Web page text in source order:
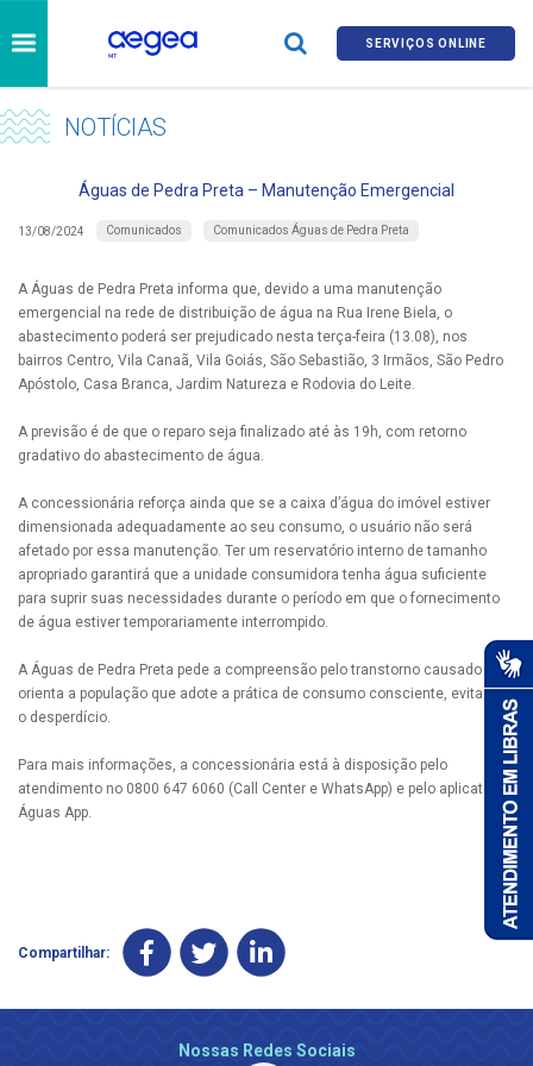
SERVIÇOS ONLINE
NOTÍCIAS
Águas de Pedra Preta – Manutenção Emergencial
13/08/2024 Comunicados Comunicados Águas de Pedra Preta
A Águas de Pedra Preta informa que, devido a uma manutenção
emergencial na rede de distribuição de água na Rua Irene Biela, o
abastecimento poderá ser prejudicado nesta terça-feira (13.08), nos
bairros Centro, Vila Canaã, Vila Goiás, São Sebastião, 3 Irmãos, São Pedro
Apóstolo, Casa Branca, Jardim Natureza e Rodovia do Leite.
A previsão é de que o reparo seja finalizado até às 19h, com retorno
gradativo do abastecimento de água.
A concessionária reforça ainda que se a caixa d’água do imóvel estiver
dimensionada adequadamente ao seu consumo, o usuário não será
afetado por essa manutenção. Ter um reservatório interno de tamanho
apropriado garantirá que a unidade consumidora tenha água suficiente
para suprir suas necessidades durante o período em que o fornecimento
de água estiver temporariamente interrompido.
A Águas de Pedra Preta pede a compreensão pelo transtorno causado e
orienta a população que adote a prática de consumo consciente, evitando
o desperdício.
Para mais informações, a concessionária está à disposição pelo
atendimento no 0800 647 6060 (Call Center e WhatsApp) e pelo aplicativo
Águas App.
Compartilhar:
Nossas Redes Sociais